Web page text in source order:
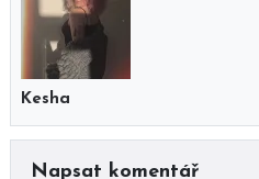
Kesha
Napsat komentář